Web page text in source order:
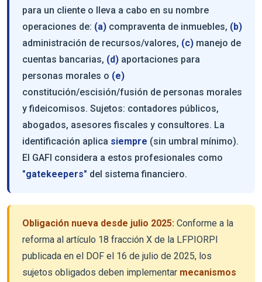
para un cliente o lleva a cabo en su nombre
operaciones de: (a) compraventa de inmuebles, (b)
administración de recursos/valores, (c) manejo de
cuentas bancarias, (d) aportaciones para
personas morales o (e)
constitución/escisión/fusión de personas morales
y fideicomisos. Sujetos: contadores públicos,
abogados, asesores fiscales y consultores. La
identificación aplica siempre (sin umbral mínimo).
El GAFI considera a estos profesionales como
"gatekeepers" del sistema financiero.
Obligación nueva desde julio 2025: Conforme a la
reforma al artículo 18 fracción X de la LFPIORPI
publicada en el DOF el 16 de julio de 2025, los
sujetos obligados deben implementar mecanismos